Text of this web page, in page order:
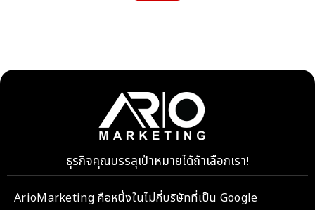
ธุรกิจคุณบรรลุเป้าหมายได้ถ้าเลือกเรา!
ArioMarketing คือหนึ่งในไม่กี่บริษัทที่เป็น Google